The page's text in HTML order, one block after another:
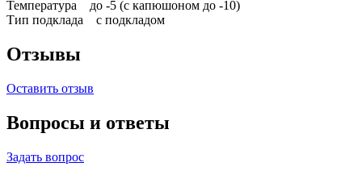
Температура до -5 (с капюшоном до -10)
Тип подклада с подкладом
Отзывы
Оставить отзыв
Вопросы и ответы
Задать вопрос